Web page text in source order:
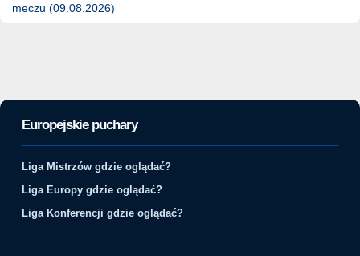
meczu (09.08.2026)
Europejskie puchary
Liga Mistrzów gdzie oglądać?
Liga Europy gdzie oglądać?
Liga Konferencji gdzie oglądać?